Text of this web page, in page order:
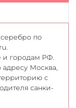
по
и городам РФ.
адресу Москва,
с
санки-